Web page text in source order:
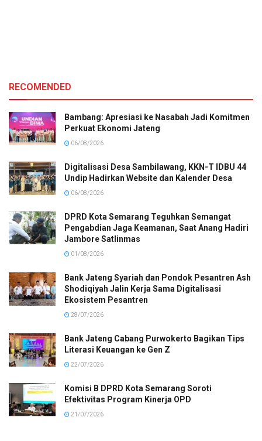
RECOMENDED
Bambang: Apresiasi ke Nasabah Jadi Komitmen
Perkuat Ekonomi Jateng
06/08/2026
Digitalisasi Desa Sambilawang, KKN-T IDBU 44
Undip Hadirkan Website dan Kalender Desa
06/08/2026
DPRD Kota Semarang Teguhkan Semangat
Pengabdian Jaga Keamanan, Saat Anang Hadiri
Jambore Satlinmas
01/08/2026
Bank Jateng Syariah dan Pondok Pesantren Ash
Shodiqiyah Jalin Kerja Sama Digitalisasi
Ekosistem Pesantren
28/07/2026
Bank Jateng Cabang Purwokerto Bagikan Tips
Literasi Keuangan ke Gen Z
22/07/2026
Komisi B DPRD Kota Semarang Soroti
Efektivitas Program Kinerja OPD
21/07/2026